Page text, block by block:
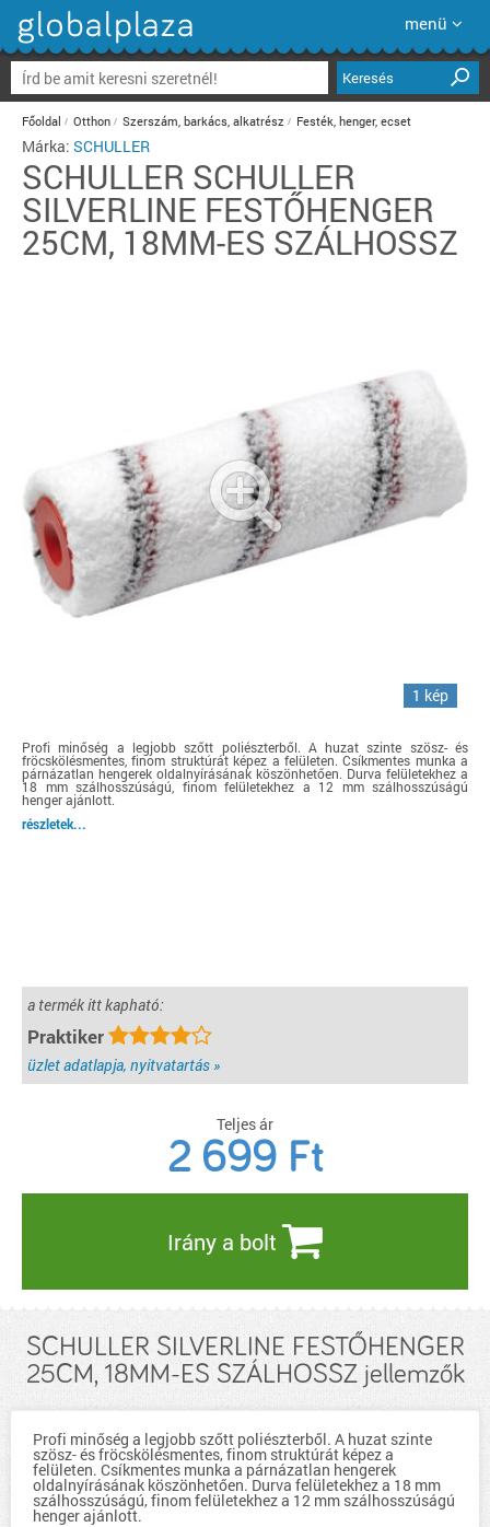
menü
Keresés
Főoldal Otthon Szerszám, barkács, alkatrész Festék, henger, ecset
Márka: SCHULLER
SCHULLER SCHULLER
SILVERLINE FESTŐHENGER
25CM, 18MM-ES SZÁLHOSSZ
1 kép
Profi minőség a legjobb szőtt poliészterből. A huzat szinte szösz- és
fröcskölésmentes, finom struktúrát képez a felületen. Csíkmentes munka a
párnázatlan hengerek oldalnyírásának köszönhetően. Durva felületekhez a
18 mm szálhosszúságú, finom felületekhez a 12 mm szálhosszúságú
henger ajánlott.
részletek...
a termék itt kapható:
Praktiker
üzlet adatlapja, nyitvatartás »
Teljes ár
2 699 Ft
Irány a bolt
SCHULLER SILVERLINE FESTŐHENGER
25CM, 18MM-ES SZÁLHOSSZ jellemzők
Profi minőség a legjobb szőtt poliészterből. A huzat szinte
szösz- és fröcskölésmentes, finom struktúrát képez a
felületen. Csíkmentes munka a párnázatlan hengerek
oldalnyírásának köszönhetően. Durva felületekhez a 18 mm
szálhosszúságú, finom felületekhez a 12 mm szálhosszúságú
henger ajánlott.